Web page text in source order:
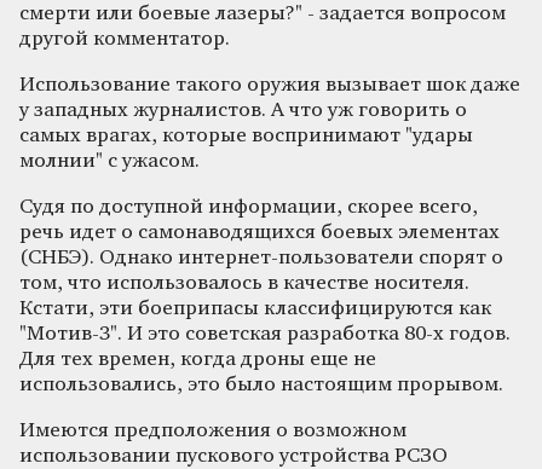
смерти или боевые лазеры?" - задается вопросом
другой комментатор.
Использование такого оружия вызывает шок даже
у западных журналистов. А что уж говорить о
самых врагах, которые воспринимают "удары
молнии" с ужасом.
Судя по доступной информации, скорее всего,
речь идет о самонаводящихся боевых элементах
(СНБЭ). Однако интернет-пользователи спорят о
том, что использовалось в качестве носителя.
Кстати, эти боеприпасы классифицируются как
"Мотив-3". И это советская разработка 80-х годов.
Для тех времен, когда дроны еще не
использовались, это было настоящим прорывом.
Имеются предположения о возможном
использовании пускового устройства РСЗО